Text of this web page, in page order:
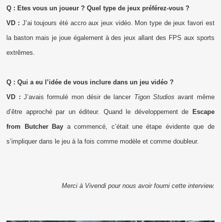
Q : Etes vous un joueur ? Quel type de jeux préférez-vous ?
VD : J’ai toujours été accro aux jeux vidéo. Mon type de jeux favori est
la baston mais je joue également à des jeux allant des FPS aux sports
extrêmes.
Q : Qui a eu l’idée de vous inclure dans un jeu vidéo ?
VD :J’avais formulé mon désir de lancer Tigon Studios avant même
d’être approché par un éditeur. Quand le développement de
Escape
from Butcher Bay a commencé, c’était une étape évidente que de
s’impliquer dans le jeu à la fois comme modèle et comme doubleur.
Merci à Vivendi pour nous avoir fourni cette interview.